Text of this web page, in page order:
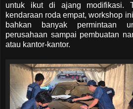
untuk ikut di ajang modifikasi.
kendaraan roda empat, workshop
bahkan banyak permintaan
perusahaan sampai pembuatan
atau kantor-kantor.